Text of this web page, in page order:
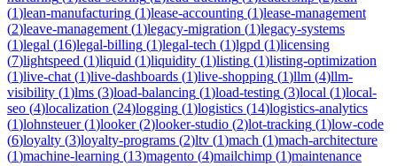
(1)lean-manufacturing (1)lease-accounting (1)lease-management
(2)leave-management (1)legacy-migration (1)legacy-systems
(1)legal (16)legal-billing (1)legal-tech (1)lgpd (1)licensing
(7)lightspeed (1)liquid (1)liquidity (1)listing (1)listing-optimization
(1)live-chat (1)live-dashboards (1)live-shopping (1)llm (4)llm-
visibility (1)lms (3)load-balancing (1)load-testing (3)local (1)local-
seo (4)localization (24)logging (1)logistics (14)logistics-analytics
(1)lohnsteuer(1)looker(2)looker-studio (2)lot-tracking (1)low-code
(6)loyalty (3)loyalty-programs (2)ltv (1)mach (1)mach-architecture
(1)machine-learning (13)magento (4)mailchimp (1)maintenance